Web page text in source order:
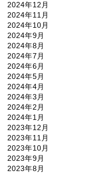
2024年12月
2024年11月
2024年10月
2024年9月
2024年8月
2024年7月
2024年6月
2024年5月
2024年4月
2024年3月
2024年2月
2024年1月
2023年12月
2023年11月
2023年10月
2023年9月
2023年8月